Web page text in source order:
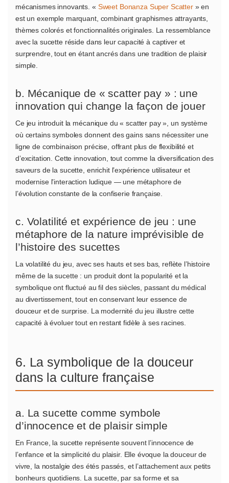
mécanismes innovants. « Sweet Bonanza Super Scatter» en
est un exemple marquant, combinant graphismes attrayants,
thèmes colorés et fonctionnalités originales. La ressemblance
avec la sucette réside dans leur capacité à captiver et
surprendre, tout en étant ancrés dans une tradition de plaisir
simple.
b. Mécanique de « scatter pay » : une
innovation qui change la façon de jouer
Ce jeu introduit la mécanique du « scatter pay », un système
où certains symboles donnent des gains sans nécessiter une
ligne de combinaison précise, offrant plus de flexibilité et
d’excitation. Cette innovation, tout comme la diversification des
saveurs de la sucette, enrichit l’expérience utilisateur et
modernise l’interaction ludique — une métaphore de
l’évolution constante de la confiserie française.
c. Volatilité et expérience de jeu : une
métaphore de la nature imprévisible de
l’histoire des sucettes
La volatilité du jeu, avec ses hauts et ses bas, reflète l’histoire
même de la sucette : un produit dont la popularité et la
symbolique ont fluctué au fil des siècles, passant du médical
au divertissement, tout en conservant leur essence de
douceur et de surprise. La modernité du jeu illustre cette
capacité à évoluer tout en restant fidèle à ses racines.
6. La symbolique de la douceur
dans la culture française
a. La sucette comme symbole
d’innocence et de plaisir simple
En France, la sucette représente souvent l’innocence de
l’enfance et la simplicité du plaisir. Elle évoque la douceur de
vivre, la nostalgie des étés passés, et l’attachement aux petits
bonheurs quotidiens. La sucette, par sa forme et sa